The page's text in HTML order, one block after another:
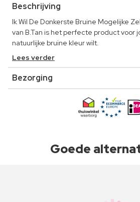
Beschrijving
Ik Wil De Donkerste Bruine Mogelijke
van B.Tan is het perfecte product voor
natuurlijke bruine kleur wilt.
Lees verder
Bezorging
Goede